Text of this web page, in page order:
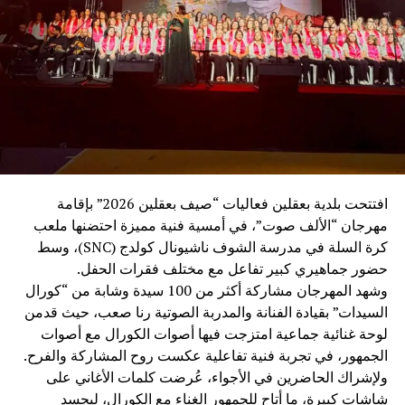
والفكر”، لما يجسده من حكمة ورقي في العمل الدبلوماسي،
مؤكدًا أن عكار كانت وستبقى أرضًا للكرامة والوطنية والانتماء
العربي، وحاضنةً للقاءات التي تعزز أواصر الأخوة والتلاقي بين
أبناء الوطن والأشقاء العرب.
وعقب الغداء، قام الوفد بجولة في بركة ومحمية بينو الطبيعية،
حيث كان في استقبالهم رئيس اتحاد بلديات الجومة ورئيس بلدية
رحبة الأستاذ عدنان ملحم، ورئيسة بلدية بينو الدكتورة كارول
فارس، اللذان قدّما شرحًا عن المحمية، وأهميتها البيئية، وتاريخ
بلدة بينو العريق وإرثها الثقافي.
بعدها، توجّه الوفد إلى منطقة القموعة – غابة العذر، حيث كان
في استقبالهم رئيس اللجنة السياحية ورئيس بلدية فنيدق
السابق الحاج أحمد عبدو البعريني، واطّلعوا على ما تتميز به
المنطقة من طبيعة خلابة، وغاباتها الوارفة وأشجارها المعمّرة
التي تُعدّ من أبرز المعالم البيئية والسياحية في عكار. وقد أبدى
افتتحت بلدية بعقلين فعاليات “صيف بعقلين 2026” بإقامة
مهرجان “الألف صوت”، في أمسية فنية مميزة احتضنها ملعب
كرة السلة في مدرسة الشوف ناشيونال كولدج (SNC)، وسط
حضور جماهيري كبير تفاعل مع مختلف فقرات الحفل.
وشهد المهرجان مشاركة أكثر من 100 سيدة وشابة من “كورال
السيدات” بقيادة الفنانة والمدربة الصوتية رنا صعب، حيث قدمن
لوحة غنائية جماعية امتزجت فيها أصوات الكورال مع أصوات
الجمهور، في تجربة فنية تفاعلية عكست روح المشاركة والفرح.
ولإشراك الحاضرين في الأجواء، عُرضت كلمات الأغاني على
شاشات كبيرة، ما أتاح للجمهور الغناء مع الكورال، ليجسد